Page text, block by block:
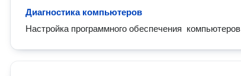
Диагностика компьютеров
Настройка программного обеспечения  компьютеров